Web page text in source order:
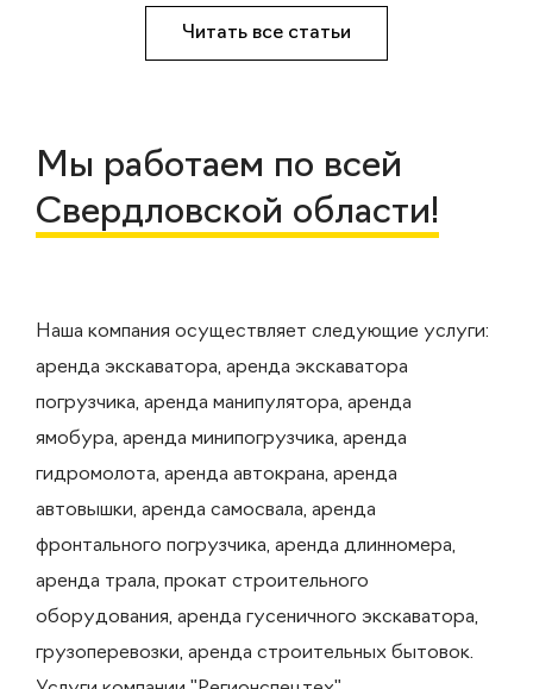
Читать все статьи
Мы работаем по всей
Свердловской области!
Наша компания осуществляет следующие услуги:
аренда экскаватора, аренда экскаватора
погрузчика, аренда манипулятора, аренда
ямобура, аренда минипогрузчика, аренда
гидромолота, аренда автокрана, аренда
автовышки, аренда самосвала, аренда
фронтального погрузчика, аренда длинномера,
аренда трала, прокат строительного
оборудования, аренда гусеничного экскаватора,
грузоперевозки, аренда строительных бытовок.